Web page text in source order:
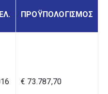
ΠΡΟΫΠΟΛΟΓΙΣΜΟΣ
€ 73.787,70